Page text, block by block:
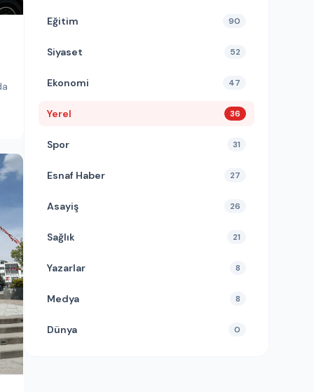
Eğitim 90
Siyaset 52
Ekonomi 47
Yerel 36
Spor 31
Esnaf Haber 27
Asayiş 26
Sağlık 21
Yazarlar 8
Medya 8
Dünya 0